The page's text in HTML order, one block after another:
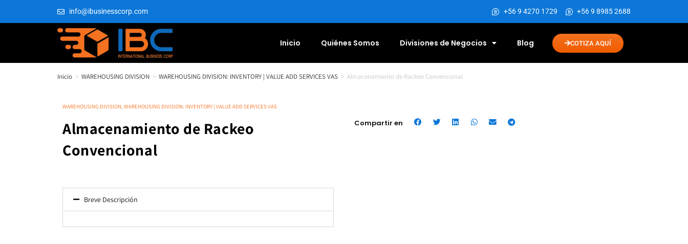
info@ibusinesscorp.com +56 9 4270 1729 +56 9 8985 2688
Inicio Quiénes Somos Divisiones de Negocios Blog COTIZA AQUÍ
Inicio > WAREHOUSING DIVISION > WAREHOUSING DIVISION: INVENTORY | VALUE ADD SERVICES VAS > Almacenamiento de Rackeo Convencional
WAREHOUSING DIVISION, WAREHOUSING DIVISION: INVENTORY | VALUE ADD SERVICES VAS
Almacenamiento de Rackeo
Convencional
Breve Descripción
Compartir en